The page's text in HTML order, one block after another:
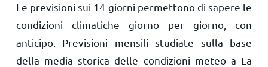
Le previsioni sui 14 giorni permettono di sapere le
condizioni climatiche giorno per giorno, con
anticipo. Previsioni mensili studiate sulla base
della media storica delle condizioni meteo a La